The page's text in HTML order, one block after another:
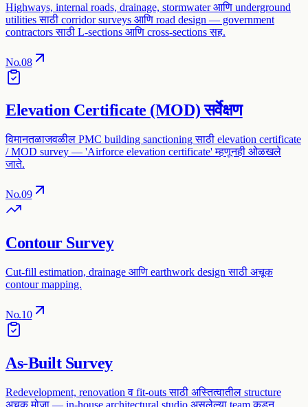
Highways, internal roads, drainage, stormwater आणि underground
utilities साठी corridor surveys आणि road design — government
contractors साठी L-sections आणि cross-sections सह.
No.08
Elevation Certificate (MOD) सर्वेक्षण
विमानतळाजवळील PMC building sanctioning साठी elevation certificate
/ MOD survey — 'Airforce elevation certificate' म्हणूनही ओळखले
जाते.
No.09
Contour Survey
Cut-fill estimation, drainage आणि earthwork design साठी अचूक
contour mapping.
No.10
As-Built Survey
Redevelopment, renovation व fit-outs साठी अस्तित्वातील structure
अचूक मोजा — in-house architectural studio असलेल्या team कडून